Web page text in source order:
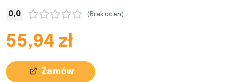
0,0 (Brak ocen)
55,94 zł
Zamów